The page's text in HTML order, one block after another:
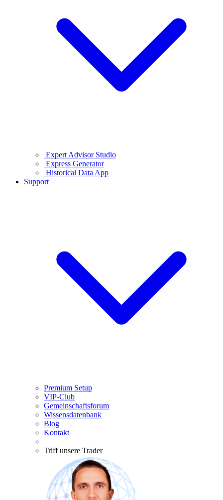
Expert Advisor Studio
Express Generator
Historical Data App
Support
Premium Setup
VIP-Club
Gemeinschaftsforum
Wissensdatenbank
Blog
Kontakt
Triff unsere Trader